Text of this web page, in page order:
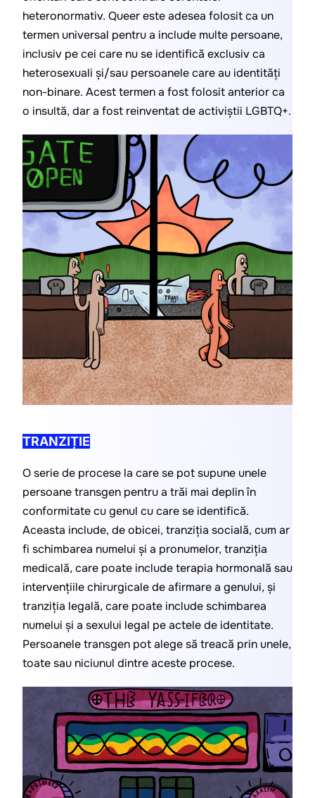
heteronormativ. Queer este adesea folosit ca un
termen universal pentru a include multe persoane,
inclusiv pe cei care nu se identifică exclusiv ca
heterosexuali și/sau persoanele care au identități
non-binare. Acest termen a fost folosit anterior ca
o insultă, dar a fost reinventat de activiștii LGBTQ+.
TRANZIȚIE
O serie de procese la care se pot supune unele
persoane transgen pentru a trăi mai deplin în
conformitate cu genul cu care se identifică.
Aceasta include, de obicei, tranziția socială, cum ar
fi schimbarea numelui și a pronumelor, tranziția
medicală, care poate include terapia hormonală sau
intervențiile chirurgicale de afirmare a genului, și
tranziția legală, care poate include schimbarea
numelui și a sexului legal pe actele de identitate.
Persoanele transgen pot alege să treacă prin unele,
toate sau niciunul dintre aceste procese.